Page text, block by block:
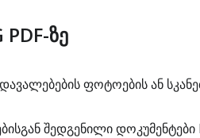
ზე
ფოტოების ან
შედგენილი დოკუმენტები